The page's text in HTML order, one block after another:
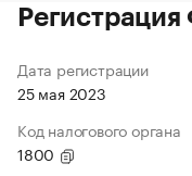
Дата регистрации
25 мая 2023
Код налогового органа
1800